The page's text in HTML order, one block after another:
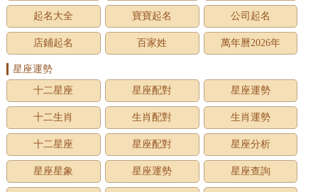
起名大全 寶寶起名 公司起名
店鋪起名 百家姓 萬年曆2026年
星座運勢
十二星座
星座配對 星座運勢
十二生肖 生肖配對 生肖運勢
十二星座 星座配對 星座分析
星座星象 星座運勢 星座查詢